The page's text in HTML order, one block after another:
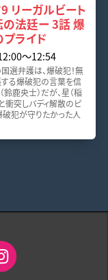
リーガルビート
の法廷ー 3話 爆
ライド
〜12:54
選弁護は、爆破犯！無
る爆破犯の言葉を信
鈴鹿央士）だが、星（稲
衝突しバディ解散のピ
破犯が守りたかった人